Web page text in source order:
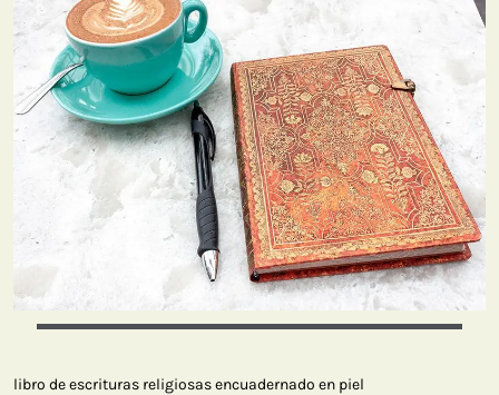
libro de escrituras religiosas encuadernado en piel